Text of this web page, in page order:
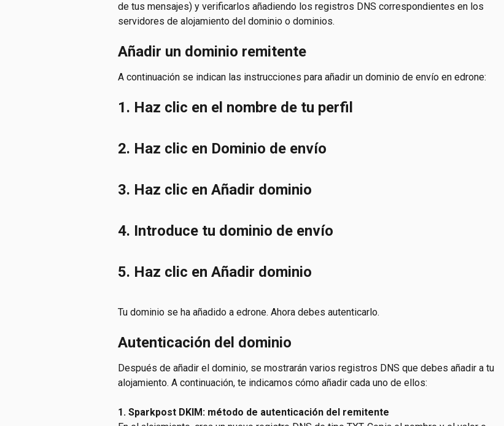
de tus mensajes) y verificarlos añadiendo los registros DNS correspondientes en los
servidores de alojamiento del dominio o dominios.
Añadir un dominio remitente
A continuación se indican las instrucciones para añadir un dominio de envío en edrone:
1. Haz clic en el nombre de tu perfil
2. Haz clic en Dominio de envío
3. Haz clic en Añadir dominio
4. Introduce tu dominio de envío
5. Haz clic en Añadir dominio
Tu dominio se ha añadido a edrone. Ahora debes autenticarlo.
Autenticación del dominio
Después de añadir el dominio, se mostrarán varios registros DNS que debes añadir a tu
alojamiento. A continuación, te indicamos cómo añadir cada uno de ellos:
1. Sparkpost DKIM: método de autenticación del remitente